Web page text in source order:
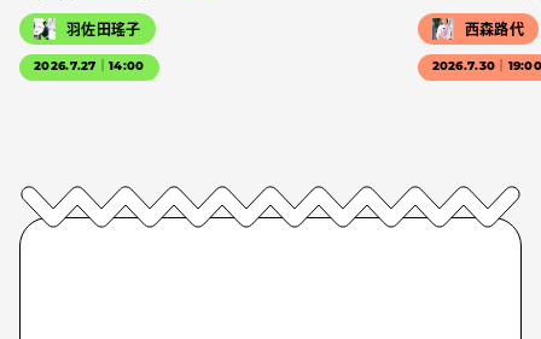
羽佐田瑤子
2026.7.27｜14:00
西森路代
2026.7.30｜